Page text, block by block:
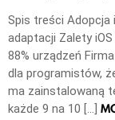
Spis treści Adopcja
adaptacji Zalety
88% urządzeń
dla programistów,
ma zainstalowaną
każde 9 na 10 […]